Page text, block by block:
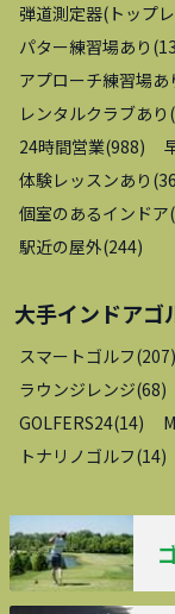
弾道測定器(トップ
パター練習場あり (
アプローチ練習場あ
レンタルクラブあり (
24時間営業(988)
体験レッスンあり (
個室のあるインドア(
駅近の屋外(244)
大手インドアゴ
スマートゴルフ(207)
ラウンジレンジ(68)
GOLFERS24(14)
トナリノゴルフ(14)